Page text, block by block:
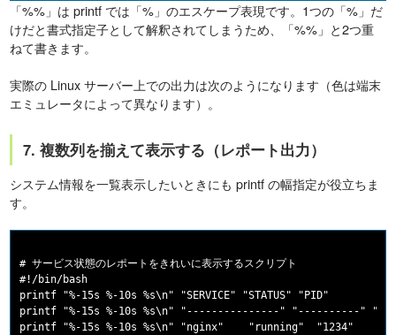
「%%」は printf では「%」のエスケープ表現です。1つの「%」だ
けだと書式指定子として解釈されてしまうため、「%%」と2つ重
ねて書きます。
実際の Linux サーバー上での出力は次のようになります（色は端末
エミュレータによって異なります）。
7. 複数列を揃えて表示する（レポート出力）
システム情報を一覧表示したいときにも printf の幅指定が役立ちま
す。
# サービス状態のレポートをきれいに表示するスクリプト
#!/bin/bash
printf "%-15s %-10s %s\n" "SERVICE" "STATUS" "PID"
printf "%-15s %-10s %s\n" "---------------" "----------"
printf "%-15s %-10s %s\n" "nginx"    "running"  "1234"